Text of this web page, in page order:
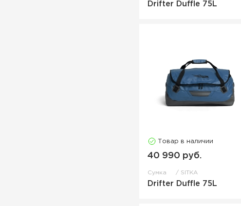
Drifter Duffle 75L
Товар в наличии
40 990 руб.
Сумка SITKA
Drifter Duffle 75L